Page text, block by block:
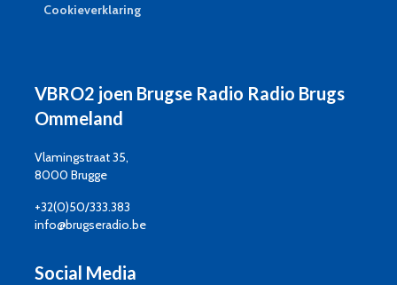
Cookieverklaring
VBRO2 joen Brugse Radio Radio Brugs
Ommeland
Vlamingstraat 35,
8000 Brugge
+32(0)50/333.383
info@brugseradio.be
Social Media